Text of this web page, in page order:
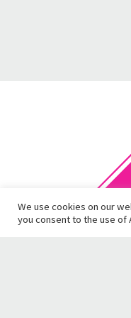
We use cookies on our
you consent to the use of